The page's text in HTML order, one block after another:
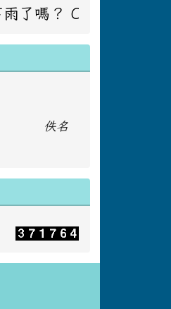
了嗎？ Caay
佚名